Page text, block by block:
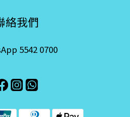
絡我們
5542 0700